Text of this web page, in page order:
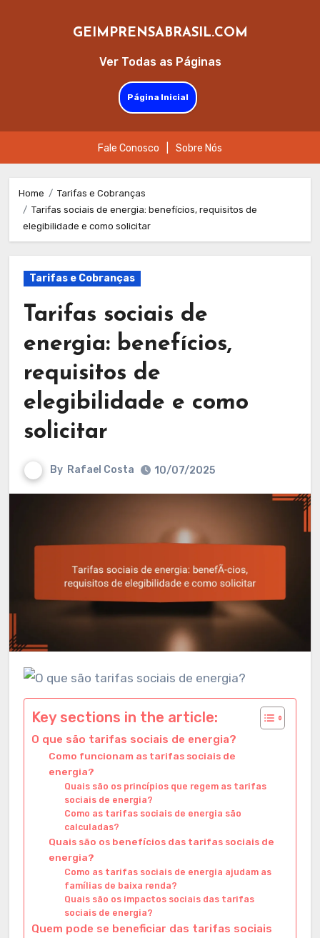
Ver Todas as Páginas
GEIMPRENSABRASIL.COM
Página Inicial
Fale Conosco Sobre Nós
content
Home
Tarifas e Cobranças
Tarifas sociais de energia: benefícios, requisitos de
elegibilidade e como solicitar
Tarifas e Cobranças
Tarifas sociais de
energia: benefícios,
requisitos de
elegibilidade e como
solicitar
By Rafael Costa 10/07/2025
Key sections in the article:
O que são tarifas sociais de energia?
Como funcionam as tarifas sociais de
energia?
Quais são os princípios que regem as tarifas
sociais de energia?
Como as tarifas sociais de energia são
calculadas?
Quais são os benefícios das tarifas sociais de
energia?
Como as tarifas sociais de energia ajudam as
famílias de baixa renda?
Quais são os impactos sociais das tarifas
sociais de energia?
Quem pode se beneficiar das tarifas sociais